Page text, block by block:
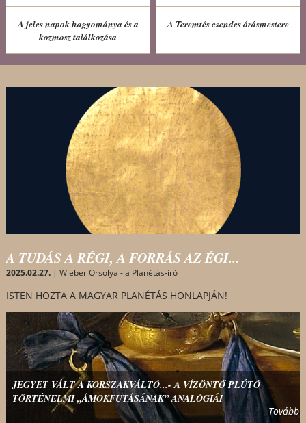
A jeles napok hagyománya és a
kozmosz találkozása
A Teremtés csendes órásmestere
A TUDÁS A RÉGI, A FORRÁS AZ ÉGI...
2025.02.27.| Wieber Orsolya - a Planétás-író
ISTEN HOZTA A MAGYAR PLANÉTÁS HONLAPJÁN!
Tovább
JEGYET VÁLT A KORSZAKVÁLTÓ...- A VÍZÖNTŐ PLÚTÓ
TÖRTÉNELMI „ÁMOKFUTÁSÁNAK” ANALÓGIÁI
Tovább